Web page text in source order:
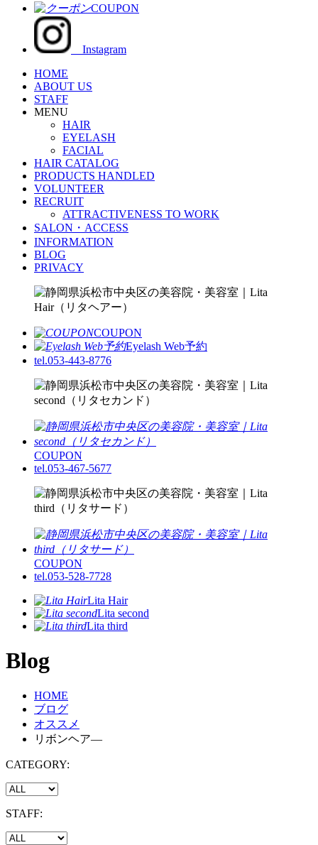
COUPON
Instagram
HOME
ABOUT US
STAFF
MENU
HAIR
EYELASH
FACIAL
HAIR CATALOG
PRODUCTS HANDLED
VOLUNTEER
RECRUIT
ATTRACTIVENESS TO WORK
SALON・ACCESS
INFORMATION
BLOG
PRIVACY
COUPON
Eyelash Web予約
tel.053-443-8776
COUPON
tel.053-467-5677
COUPON
tel.053-528-7728
Lita Hair
Lita second
Lita third
Blog
HOME
ブログ
オススメ
リボンヘア―
CATEGORY:
STAFF: